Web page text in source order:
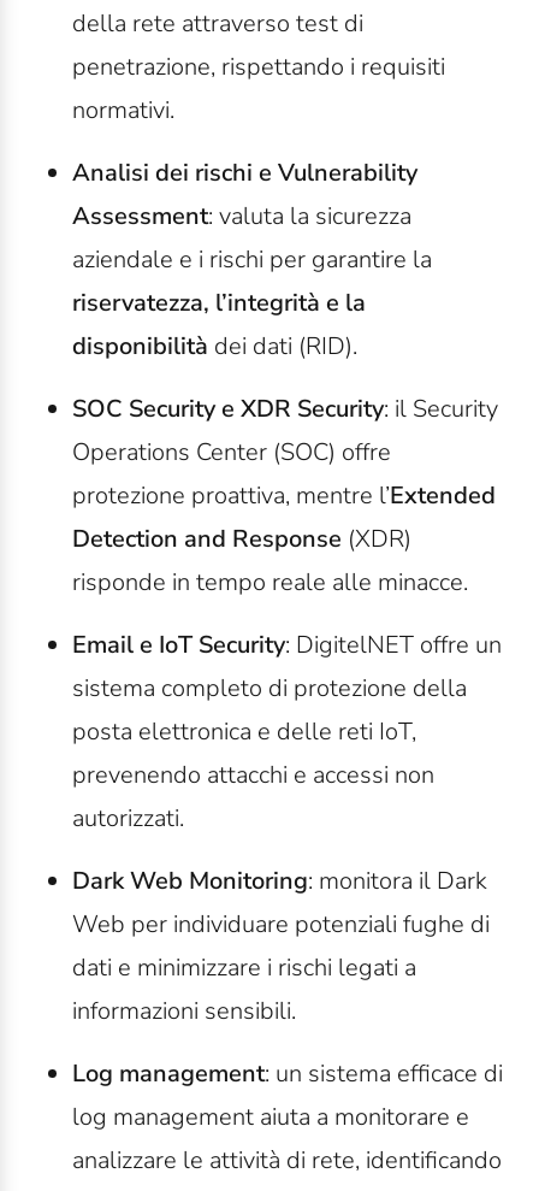
della rete attraverso test di
penetrazione, rispettando i requisiti
normativi.
Analisi dei rischi e Vulnerability
Assessment: valuta la sicurezza
aziendale e i rischi per garantire la
riservatezza, l’integrità e la
disponibilità dei dati (RID).
SOC Security e XDR Security: il Security
Operations Center (SOC) offre
protezione proattiva, mentre l’Extended
Detection and Response (XDR)
risponde in tempo reale alle minacce.
Email e IoT Security: DigitelNET offre un
sistema completo di protezione della
posta elettronica e delle reti IoT,
prevenendo attacchi e accessi non
autorizzati.
Dark Web Monitoring: monitora il Dark
Web per individuare potenziali fughe di
dati e minimizzare i rischi legati a
informazioni sensibili.
Log management: un sistema efficace di
log management aiuta a monitorare e
analizzare le attività di rete, identificando